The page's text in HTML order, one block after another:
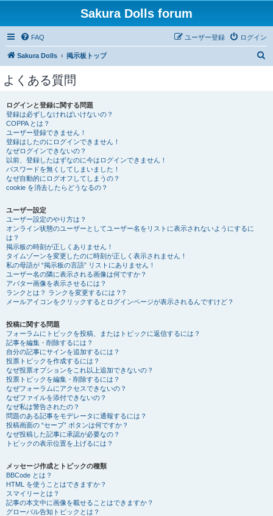
Sakura Dolls forum
FAQ ログイン
ユーザー登録
Sakura Dolls 掲示板トップ
よくある質問
ログインと登録に関する問題
登録は必ずしなければいけないの？
COPPA とは？
ユーザー登録できません！
登録はしたのにログインできません！
なぜログインできないの？
以前、登録したはずなのに今はログインできません！
パスワードを無くしてしまいました！
なぜ自動的にログオフしてしまうの？
cookie を消去したらどうなるの？
ユーザー設定
ユーザー設定のやり方は？
オンライン状態のユーザーとしてユーザー名をリストに表示されないようにするに
は？
掲示板の時刻が正しくありません！
タイムゾーンを変更したのに時刻が正しく表示されません！
私の母語が “掲示板の言語” リストにありません！
ユーザー名の隣に表示される画像は何ですか？
アバター画像を表示させるには？
ランクとは？ ランクを変更するには？?
メールアイコンをクリックするとログインページが表示されるんですけど？
投稿に関する問題
フォーラムにトピックを投稿、またはトピックに返信するには？
記事を編集・削除するには？
自分の記事にサインを追加するには？
投票トピックを作成するには？
なぜ投票オプションをこれ以上追加できないの？
投票トピックを編集・削除するには？
なぜフォーラムにアクセスできないの？
なぜファイルを添付できないの？
なぜ私は警告されたの？
問題のある記事をモデレータに通報するには？
投稿画面の “セーブ” ボタンは何ですか？
なぜ投稿した記事に承認が必要なの？
トピックの表示位置を上げるには？
メッセージ作成とトピックの種類
BBCode とは？
HTML を使うことはできますか？
スマイリーとは？
記事の本文中に画像を載せることはできますか？
グローバル告知トピックとは？